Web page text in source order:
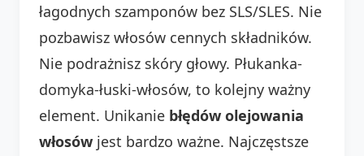
łagodnych szamponów bez SLS/SLES. Nie
pozbawisz włosów cennych składników.
Nie podrażnisz skóry głowy. Płukanka-
domyka-łuski-włosów, to kolejny ważny
element. Unikanie błędów olejowania
włosów jest bardzo ważne. Najczęstsze